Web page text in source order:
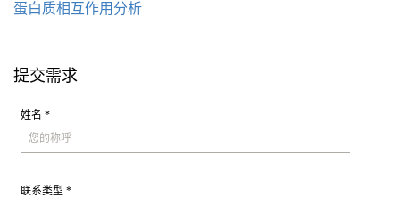
蛋白质相互作用分析
提交需求
姓名 *
联系类型 *